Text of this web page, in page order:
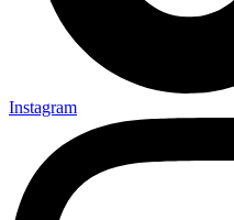
Instagram